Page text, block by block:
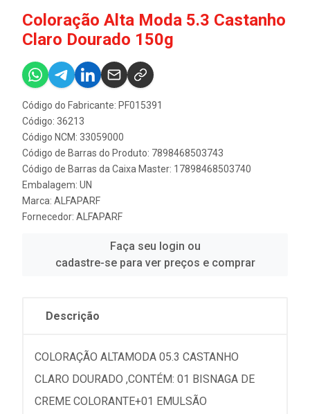
Coloração Alta Moda 5.3 Castanho
Claro Dourado 150g
Código do Fabricante: PF015391
Código: 36213
Código NCM: 33059000
Código de Barras do Produto: 7898468503743
Código de Barras da Caixa Master: 17898468503740
Embalagem: UN
Marca: ALFAPARF
Fornecedor: ALFAPARF
Faça seu login ou
cadastre-se para ver preços e comprar
Descrição
COLORAÇÃO ALTAMODA 05.3 CASTANHO
CLARO DOURADO ,CONTÉM: 01 BISNAGA DE
CREME COLORANTE+01 EMULSÃO